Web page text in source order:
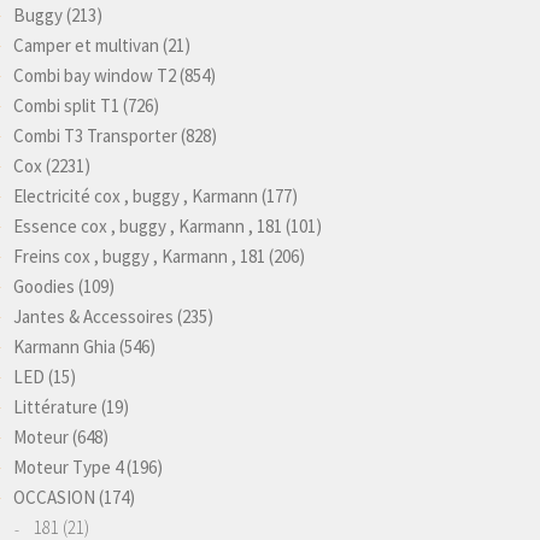
Buggy(213)
Camper et multivan (21)
Combi bay window T2(854)
Combi split T1 (726)
Combi T3 Transporter(828)
Cox(2231)
Electricité cox , buggy , Karmann (177)
Essence cox , buggy , Karmann , 181 (101)
Freins cox , buggy , Karmann , 181 (206)
Goodies (109)
Jantes & Accessoires (235)
Karmann Ghia (546)
LED (15)
Littérature (19)
Moteur(648)
Moteur Type 4(196)
OCCASION (174)
181 (21)